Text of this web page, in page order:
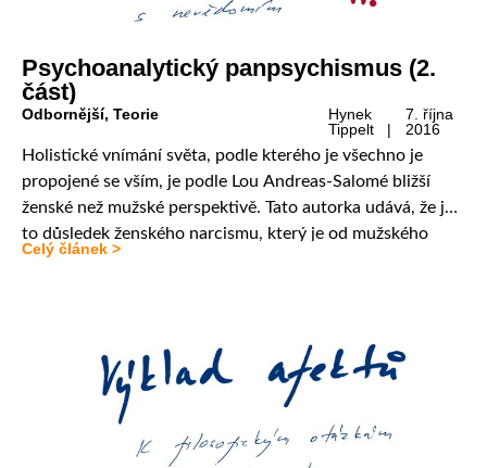
Psychoanalytický panpsychismus (2.
část)
Odbornější, Teorie
Hynek
Tippelt |
7. října
2016
Holistické vnímání světa, podle kterého je všechno je
propojené se vším, je podle Lou Andreas-Salomé bližší
ženské než mužské perspektivě. Tato autorka udává, že je
to důsledek ženského narcismu, který je od mužského
kvalitativně odlišný. Mužská sebeláska vede k
Celý článek >